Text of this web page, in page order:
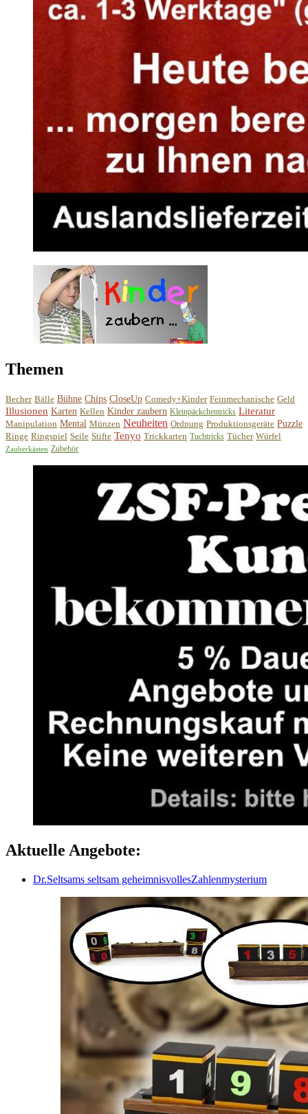
Themen
Becher Bälle Bühne Chips CloseUp Comedy+Kinder Feinmechanische Geld
Illusionen Karten Kellen Kinder zaubern Kleinpäckchentricks Literatur
Manipulation Mental Münzen Neuheiten Ordnung Produktionsgeräte Puzzle
Ringe Ringspiel Seile Stifte Tenyo Trickkarten Tuchtricks Tücher Würfel
Zauberkästen Zubehör
Aktuelle Angebote:
Dr.Seltsams seltsam geheimnisvollesZahlenmysterium